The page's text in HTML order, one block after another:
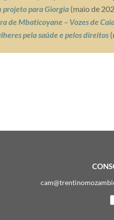
projeto para Giorgia (maio de
de Mbaticoyane – Vozes de
pela saúde e pelos direitos